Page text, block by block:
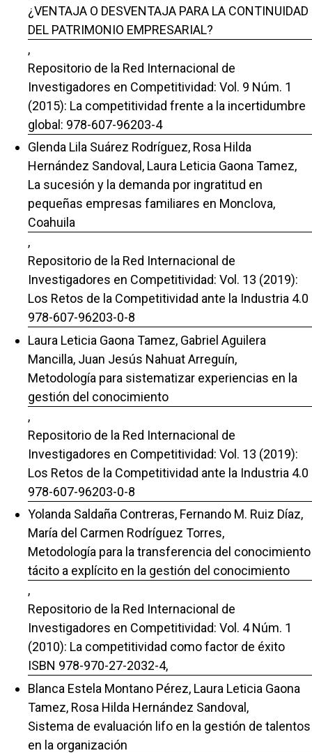
¿VENTAJA O DESVENTAJA PARA LA CONTINUIDAD
DEL PATRIMONIO EMPRESARIAL?
,
Repositorio de la Red Internacional de
Investigadores en Competitividad: Vol. 9 Núm. 1
(2015): La competitividad frente a la incertidumbre
global: 978-607-96203-4
Glenda Lila Suárez Rodríguez, Rosa Hilda
Hernández Sandoval, Laura Leticia Gaona Tamez,
La sucesión y la demanda por ingratitud en
pequeñas empresas familiares en Monclova,
Coahuila
,
Repositorio de la Red Internacional de
Investigadores en Competitividad: Vol. 13 (2019):
Los Retos de la Competitividad ante la Industria 4.0
978-607-96203-0-8
Laura Leticia Gaona Tamez, Gabriel Aguilera
Mancilla, Juan Jesús Nahuat Arreguín,
Metodología para sistematizar experiencias en la
gestión del conocimiento
,
Repositorio de la Red Internacional de
Investigadores en Competitividad: Vol. 13 (2019):
Los Retos de la Competitividad ante la Industria 4.0
978-607-96203-0-8
Yolanda Saldaña Contreras, Fernando M. Ruiz Díaz,
María del Carmen Rodríguez Torres,
Metodología para la transferencia del conocimiento
tácito a explícito en la gestión del conocimiento
,
Repositorio de la Red Internacional de
Investigadores en Competitividad: Vol. 4 Núm. 1
(2010): La competitividad como factor de éxito
ISBN 978-970-27-2032-4,
Blanca Estela Montano Pérez, Laura Leticia Gaona
Tamez, Rosa Hilda Hernández Sandoval,
Sistema de evaluación lifo en la gestión de talentos
en la organización